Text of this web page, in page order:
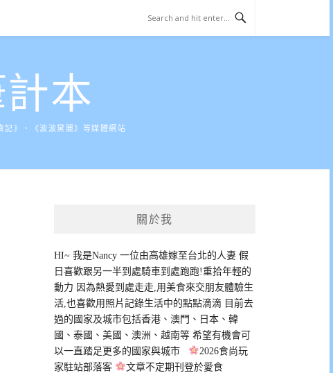
本
記》、《波波黛麗》等媒體網站
關於我
HI~ 我是Nancy 一位由高雄嫁至台北的人妻 假
日喜歡跟另一半到處騎車到處跑跑!重拾年輕的
動力 因為熱愛到處走走,用美食來交朋友體驗生
活,也喜歡用照片記錄生活中的點點滴滴 目前去
過的國家及城市包括香港、澳門、日本、韓
國、泰國、美國、澳洲、越南等 希望有機會可
以一直踏足更多的國家與城市
2026食尚玩
家駐站部落客
文章不定期刊登於愛食